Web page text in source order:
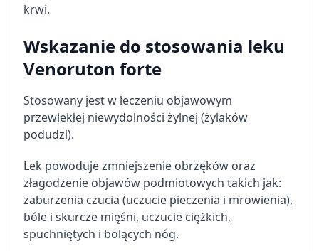
krwi.
Wskazanie do stosowania leku
Venoruton forte
Stosowany jest w leczeniu objawowym
przewlekłej niewydolności żylnej (żylaków
podudzi).
Lek powoduje zmniejszenie obrzęków oraz
złagodzenie objawów podmiotowych takich jak:
zaburzenia czucia (uczucie pieczenia i mrowienia),
bóle i skurcze mięśni, uczucie ciężkich,
spuchniętych i bolących nóg.